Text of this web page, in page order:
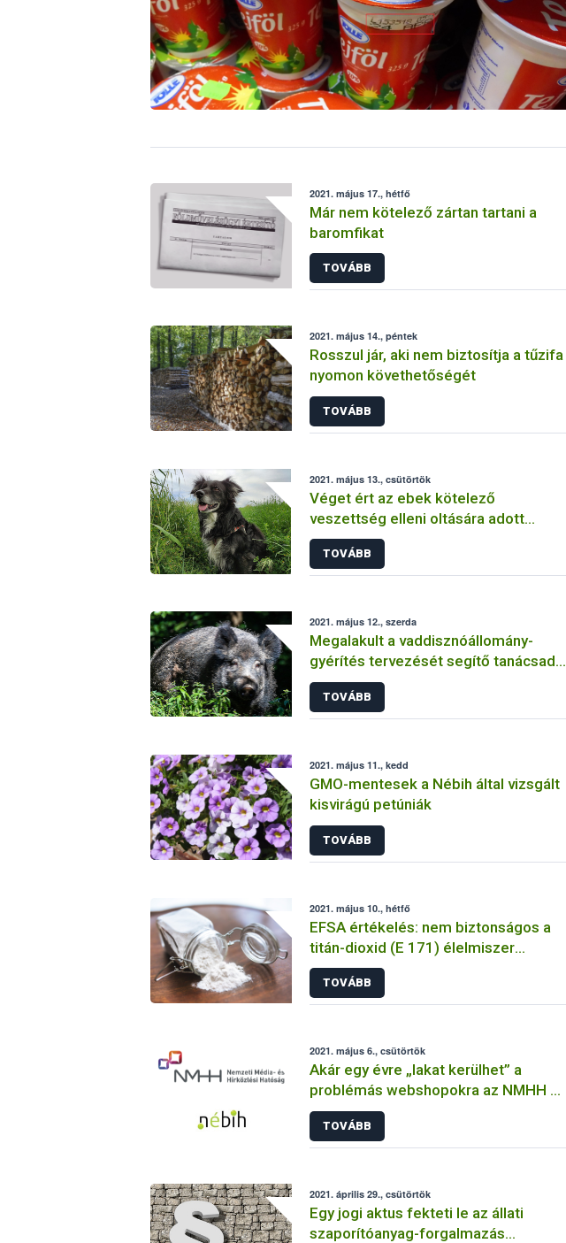
2021. május 17., hétfő
Már nem kötelező zártan tartani a
baromfikat
TOVÁBB
2021. május 14., péntek
Rosszul jár, aki nem biztosítja a tűzifa
nyomon követhetőségét
TOVÁBB
2021. május 13., csütörtök
Véget ért az ebek kötelező
veszettség elleni oltására adott
türelmi idő
TOVÁBB
2021. május 12., szerda
Megalakult a vaddisznóállomány-
gyérítés tervezését segítő tanácsadói
hálózat
TOVÁBB
2021. május 11., kedd
GMO-mentesek a Nébih által vizsgált
kisvirágú petúniák
TOVÁBB
2021. május 10., hétfő
EFSA értékelés: nem biztonságos a
titán-dioxid (E 171) élelmiszer
adalékanyagként történő
felhasználása
TOVÁBB
2021. május 6., csütörtök
Akár egy évre „lakat kerülhet” a
problémás webshopokra az NMHH és
a Nébih együttműködésének
köszönhetően
TOVÁBB
2021. április 29., csütörtök
Egy jogi aktus fekteti le az állati
szaporítóanyag-forgalmazás